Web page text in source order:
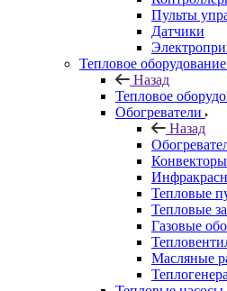
Пульты
Датчики
Тепловое оборудование
Назад
Тепловое
Обогреватели
Назад
Тепловые
Тепловые
Газовые
Масляные